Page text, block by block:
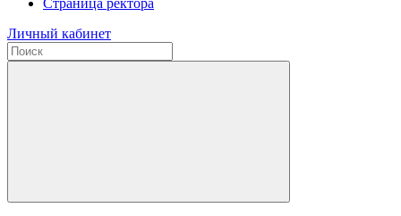
Страница ректора
Личный кабинет